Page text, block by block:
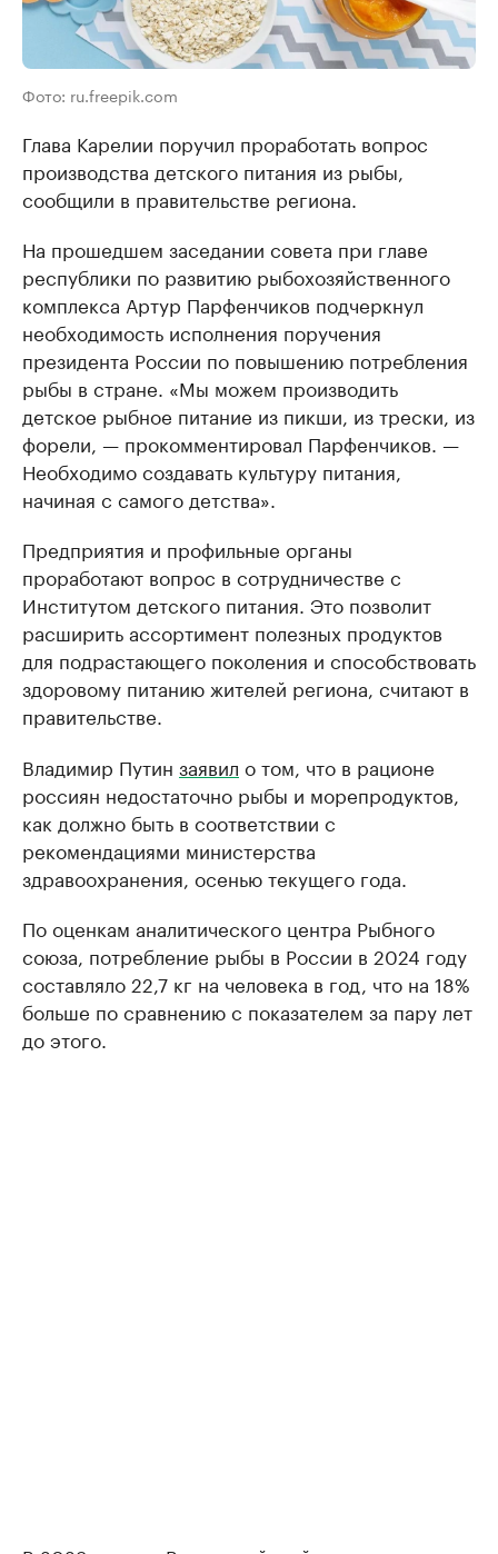
Фото: ru.freepik.com
Глава Карелии поручил проработать вопрос
производства детского питания из рыбы,
сообщили в правительстве региона.
На прошедшем заседании совета при главе
республики по развитию рыбохозяйственного
комплекса Артур Парфенчиков подчеркнул
необходимость исполнения поручения
президента России по повышению потребления
рыбы в стране. «Мы можем производить
детское рыбное питание из пикши, из трески, из
форели, — прокомментировал Парфенчиков. —
Необходимо создавать культуру питания,
начиная с самого детства».
Предприятия и профильные органы
проработают вопрос в сотрудничестве с
Институтом детского питания. Это позволит
расширить ассортимент полезных продуктов
для подрастающего поколения и способствовать
здоровому питанию жителей региона, считают в
правительстве.
Владимир Путин заявил о том, что в рационе
россиян недостаточно рыбы и морепродуктов,
как должно быть в соответствии с
рекомендациями министерства
здравоохранения, осенью текущего года.
По оценкам аналитического центра Рыбного
союза, потребление рыбы в России в 2024 году
составляло 22,7 кг на человека в год, что на 18%
больше по сравнению с показателем за пару лет
до этого.